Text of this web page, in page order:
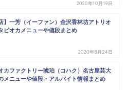
2020年10月19日
】一芳（イーファン）金沢香林坊アトリオ
ピオカメニューや値段まとめ
2020年8月24日
カファクトリー琥珀（コハク）名古屋芸大
メニューや値段・アルバイト情報まとめ